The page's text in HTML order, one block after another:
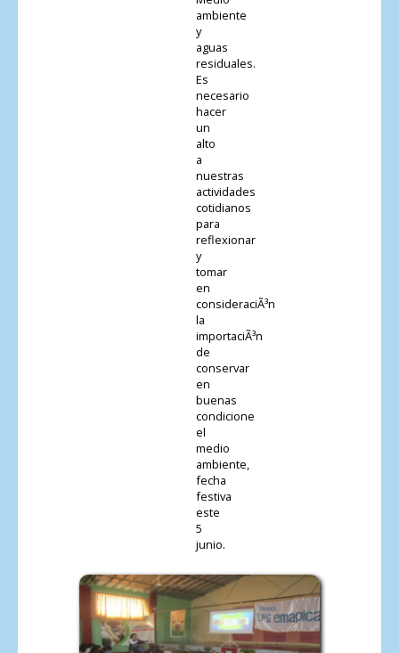
ambiente
y
aguas
residuales.
Es
necesario
hacer
un
alto
a
nuestras
actividades
cotidianos
para
reflexionar
y
tomar
en
consideraciÃ³n
la
importaciÃ³n
de
conservar
en
buenas
condicione
el
medio
ambiente,
fecha
festiva
este
5
junio.